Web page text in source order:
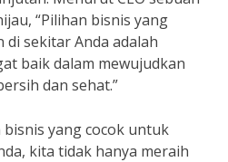
“Pilihan bisnis yang
sekitar Anda adalah
baik dalam mewujudkan
dan sehat.”
yang cocok untuk
kita tidak hanya meraih